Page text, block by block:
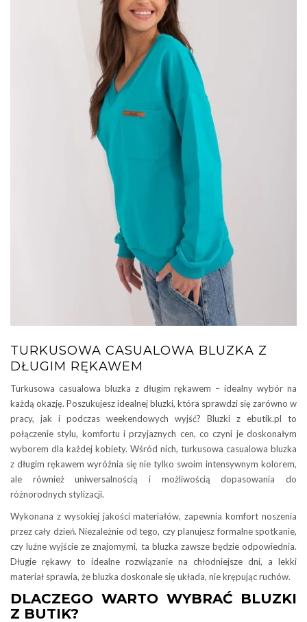
TURKUSOWA CASUALOWA BLUZKA Z
DŁUGIM RĘKAWEM
Turkusowa casualowa bluzka z długim rękawem – idealny wybór na
każdą okazję. Poszukujesz idealnej bluzki, która sprawdzi się zarówno w
pracy, jak i podczas weekendowych wyjść? Bluzki z ebutik.pl to
połączenie stylu, komfortu i przyjaznych cen, co czyni je doskonałym
wyborem dla każdej kobiety. Wśród nich, turkusowa casualowa bluzka
z długim rękawem wyróżnia się nie tylko swoim intensywnym kolorem,
ale również uniwersalnością i możliwością dopasowania do
różnorodnych stylizacji.
Wykonana z wysokiej jakości materiałów, zapewnia komfort noszenia
przez cały dzień. Niezależnie od tego, czy planujesz formalne spotkanie,
czy luźne wyjście ze znajomymi, ta bluzka zawsze będzie odpowiednia.
Długie rękawy to idealne rozwiązanie na chłodniejsze dni, a lekki
materiał sprawia, że bluzka doskonale się układa, nie krępując ruchów.
DLACZEGO WARTO WYBRAĆ BLUZKI
Z BUTIK?